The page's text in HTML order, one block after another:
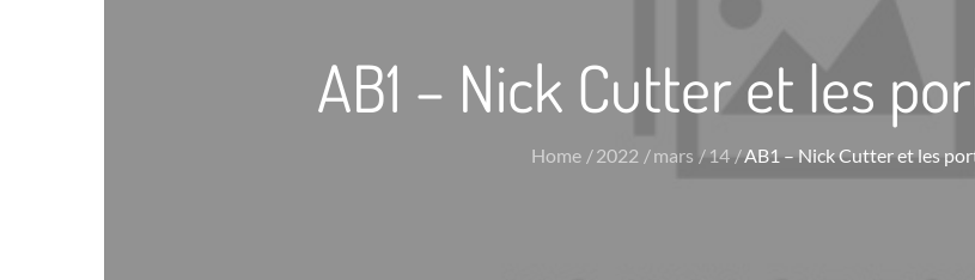
AB1 – Nick Cutter et les
Home 2022 mars 14 AB1 – Nick Cutter et les